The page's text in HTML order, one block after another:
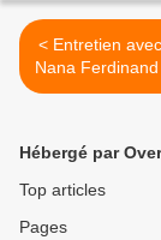
< Entretien avec Me Edimo
Nana Ferdinand
contribuer aux
Hébergé par
Top articles
Pages